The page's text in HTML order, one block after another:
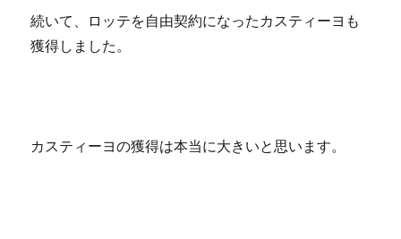
続いて、ロッテを自由契約になったカスティーヨも
獲得しました。
カスティーヨの獲得は本当に大きいと思います。